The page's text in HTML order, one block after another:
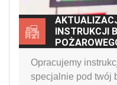
INSTRUKCJI
Opracujemy
specjalnie pod twój